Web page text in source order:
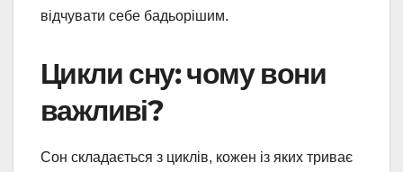
відчувати себе бадьорішим.
Цикли сну: чому вони
важливі?
Сон складається з циклів, кожен із яких триває